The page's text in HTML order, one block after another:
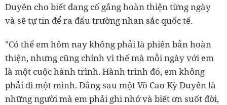
Duyên cho biết đang cố gắng hoàn thiện từng ngày
và sẽ tự tin để ra đấu trường nhan sắc quốc tế.
"Có thể em hôm nay không phải là phiên bản hoàn
thiện, nhưng cũng chính vì thế mà mỗi ngày với em
là một cuộc hành trình. Hành trình đó, em không
phải đi một mình. Đằng sau một Võ Cao Kỳ Duyên là
những người mà em phải ghi nhớ và biết ơn suốt đời,